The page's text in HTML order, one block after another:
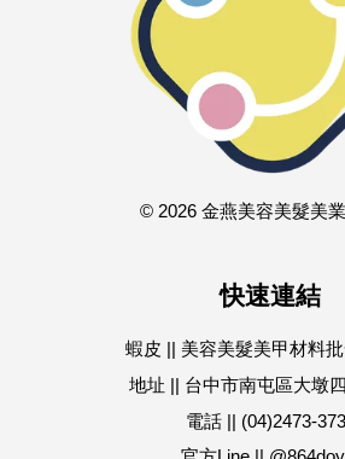
© 2026 金燕美容美髮美
快速連結
蝦皮 || 美容美髮美甲材料
地址 || 台中市南屯區大墩
電話 || (04)2473-